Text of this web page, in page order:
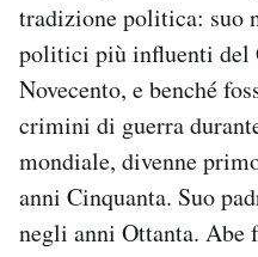
tradizione politica: suo
politici più influenti del
Novecento, e benché
crimini di guerra
mondiale, divenne
anni Cinquanta. Suo
negli anni Ottanta. Abe